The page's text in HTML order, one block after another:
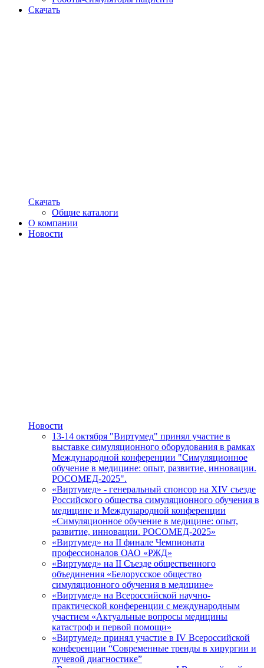
Скачать
Скачать
Общие каталоги
О компании
Новости
Новости
13-14 октября "Виртумед" принял участие в
выставке симуляционного оборудования в рамках
Международной конференции "Симуляционное
обучение в медицине: опыт, развитие, инновации.
РОСОМЕД-2025".
«Виртумед» - генеральный спонсор на XIV съезде
Российского общества симуляционного обучения в
медицине и Международной конференции
«Симуляционное обучение в медицине: опыт,
развитие, инновации. РОСОМЕД-2025»
«Виртумед» на II финале Чемпионата
профессионалов ОАО «РЖД»
«Виртумед» на II Съезде общественного
объединения «Белорусское общество
симуляционного обучения в медицине»
«Виртумед» на Всероссийской научно-
практической конференции с международным
участием «Актуальные вопросы медицины
катастроф и первой помощи»
«Виртумед» принял участие в IV Всероссийской
конференции “Современные тренды в хирургии и
лучевой диагностике”